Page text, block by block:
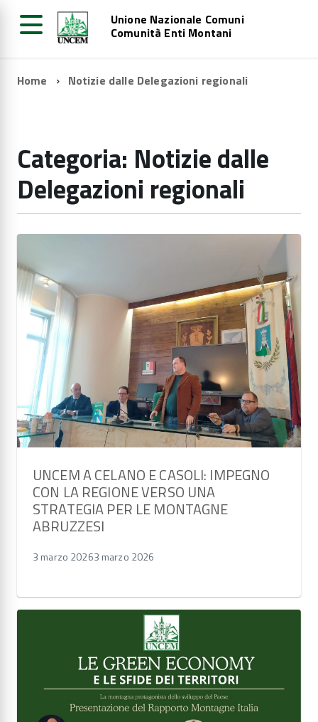
Unione Nazionale Comuni
Comunità Enti Montani
Home Notizie dalle Delegazioni regionali
Categoria: Notizie dalle
Delegazioni regionali
UNCEM A CELANO E CASOLI: IMPEGNO
CON LA REGIONE VERSO UNA
STRATEGIA PER LE MONTAGNE
ABRUZZESI
3 marzo 20263 marzo 2026